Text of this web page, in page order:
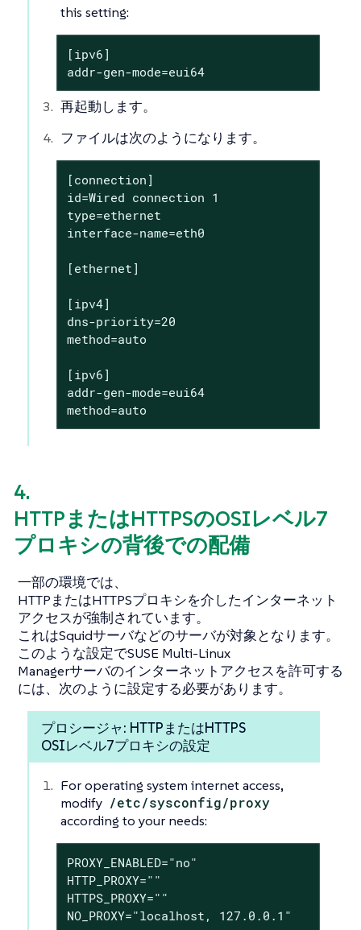
this setting:
[ipv6]
addr-gen-mode=eui64
再起動します。
ファイルは次のようになります。
[connection]
id=Wired connection 1
type=ethernet
interface-name=eth0
[ethernet]
[ipv4]
dns-priority=20
method=auto
[ipv6]
addr-gen-mode=eui64
method=auto
4.
HTTPまたはHTTPSのOSIレベル7
プロキシの背後での配備
一部の環境では、
HTTPまたはHTTPSプロキシを介したインターネット
アクセスが強制されています。
これはSquidサーバなどのサーバが対象となります。
このような設定でSUSE Multi-Linux
Managerサーバのインターネットアクセスを許可する
には、次のように設定する必要があります。
プロシージャ: HTTPまたはHTTPS
OSIレベル7プロキシの設定
For operating system internet access,
modify /etc/sysconfig/proxy
according to your needs:
PROXY_ENABLED="no"
HTTP_PROXY=""
HTTPS_PROXY=""
NO_PROXY="localhost, 127.0.0.1"